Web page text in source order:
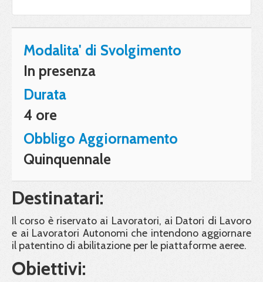
Modalita' di Svolgimento
In presenza
Durata
4 ore
Obbligo Aggiornamento
Quinquennale
Destinatari:
Il corso è riservato ai Lavoratori, ai Datori di Lavoro
e ai Lavoratori Autonomi che intendono aggiornare
il patentino di abilitazione per le piattaforme aeree.
Obiettivi: